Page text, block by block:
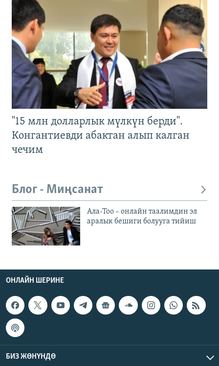
"15 млн долларлык мүлкүн берди".
Конгантиевди абактан алып калган
чечим
Блог - Миңсанат
Ала-Тоо – онлайн таалимдин эл
аралык бешиги болууга тийиш
ОНЛАЙН ШЕРИНЕ
БИЗ ЖӨНҮНДӨ